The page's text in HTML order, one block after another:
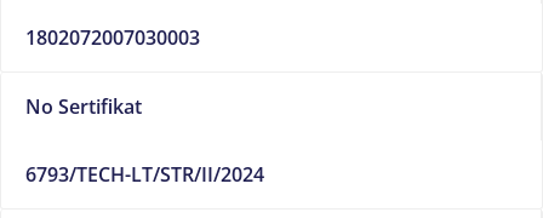
1802072007030003
No Sertifikat
6793/TECH-LT/STR/II/2024